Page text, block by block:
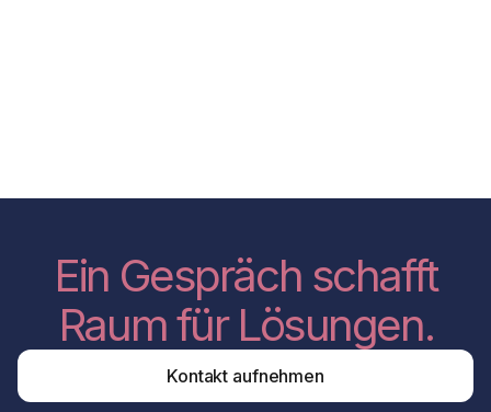
Ein Gespräch schafft
Raum für Lösungen.
Kontakt aufnehmen